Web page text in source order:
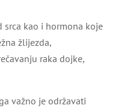
srca kao i hormona koje
žlijezda,
raka dojke,
važno je održavati